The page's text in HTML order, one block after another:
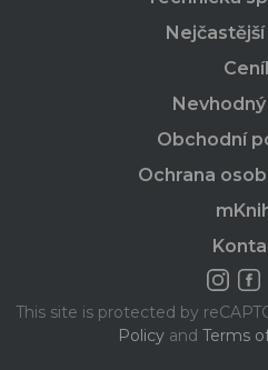
Obchodní
Ochrana
This site is protected by
Policy and Terms